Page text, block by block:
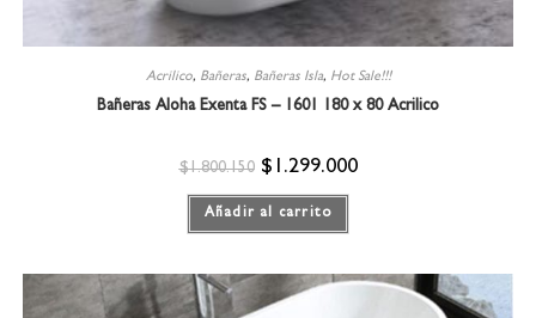
Acrilico, Bañeras, Bañeras Isla, Hot Sale!!!
Bañeras Aloha Exenta FS – 1601 180 x 80 Acrilico
$1.800.150 $ 1.299.000
Añadir al carrito